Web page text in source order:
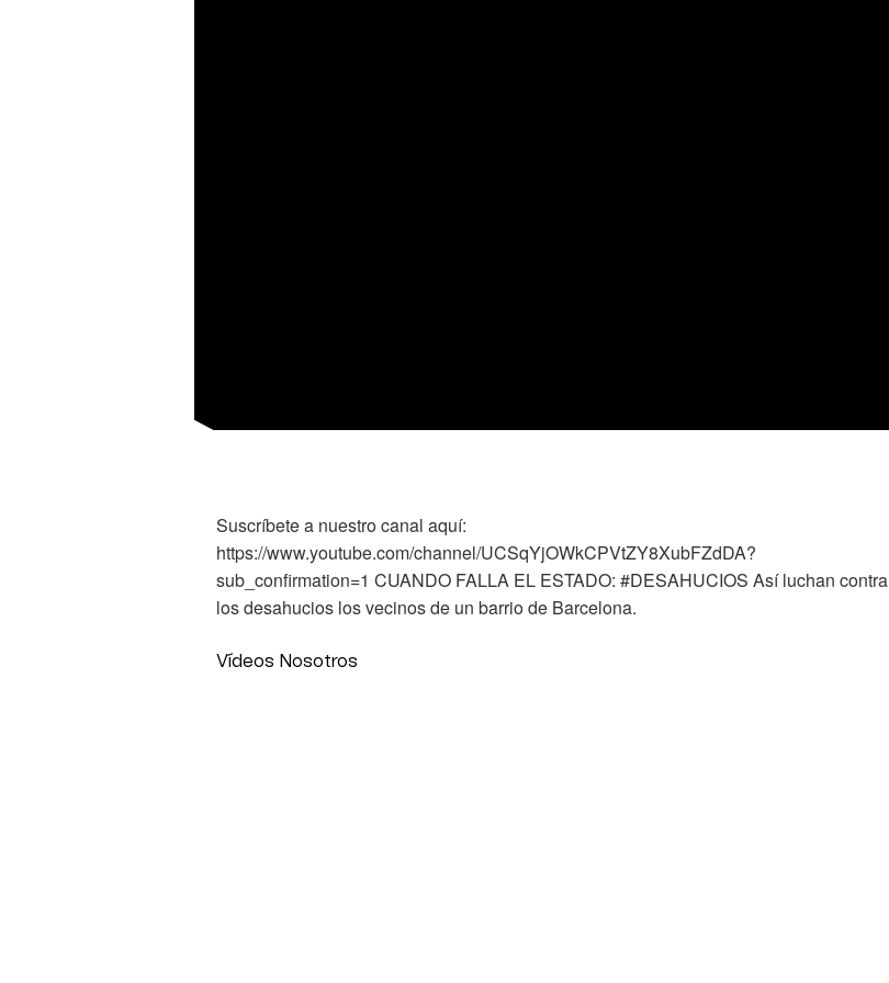
Suscríbete a nuestro canal aquí:
https://www.youtube.com/channel/UCSqYjOWkCPVtZY8XubFZdDA?
sub_confirmation=1 CUANDO FALLA EL ESTADO: #DESAHUCIOS Así luchan contra
los desahucios los vecinos de un barrio de Barcelona.
Vídeos Nosotros